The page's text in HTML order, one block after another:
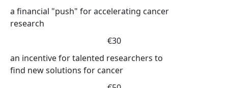
a financial "push" for accelerating cancer
research
€30
an incentive for talented researchers to
find new solutions for cancer